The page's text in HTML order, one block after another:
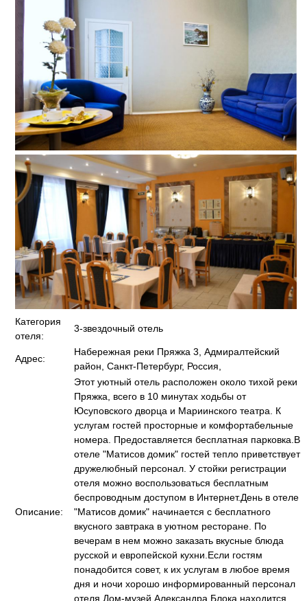
Категория
отеля:
3-звездочный отель
Адрес:
Набережная реки Пряжка 3, Адмиралтейский
район, Санкт-Петербург, Россия,
Описание:
Этот уютный отель расположен около тихой реки
Пряжка, всего в 10 минутах ходьбы от
Юсуповского дворца и Мариинского театра. К
услугам гостей просторные и комфортабельные
номера. Предоставляется бесплатная парковка.В
отеле "Матисов домик" гостей тепло приветствует
дружелюбный персонал. У стойки регистрации
отеля можно воспользоваться бесплатным
беспроводным доступом в Интернет.День в отеле
"Матисов домик" начинается с бесплатного
вкусного завтрака в уютном ресторане. По
вечерам в нем можно заказать вкусные блюда
русской и европейской кухни.Если гостям
понадобится совет, к их услугам в любое время
дня и ночи хорошо информированный персонал
отеля.Дом-музей Александра Блока находится